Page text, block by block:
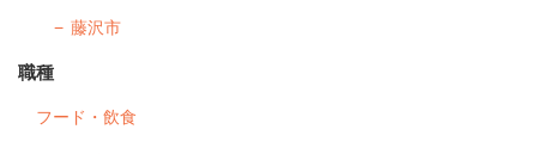
藤沢市
職種
フード・飲食